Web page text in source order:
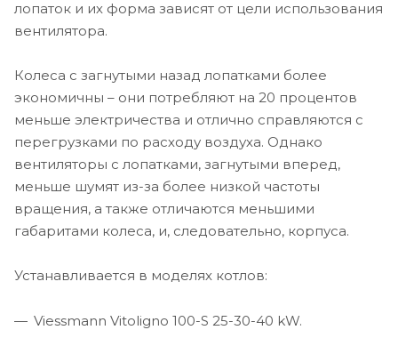
лопаток и их форма зависят от цели использования
вентилятора.
Колеса с загнутыми назад лопатками более
экономичны – они потребляют на 20 процентов
меньше электричества и отлично справляются с
перегрузками по расходу воздуха. Однако
вентиляторы с лопатками, загнутыми вперед,
меньше шумят из-за более низкой частоты
вращения, а также отличаются меньшими
габаритами колеса, и, следовательно, корпуса.
Устанавливается в моделях котлов:
Viessmann Vitoligno 100-S 25-30-40 kW.